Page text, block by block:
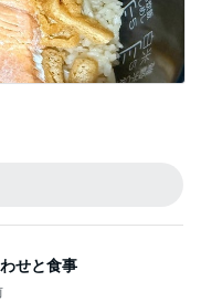
せと食事